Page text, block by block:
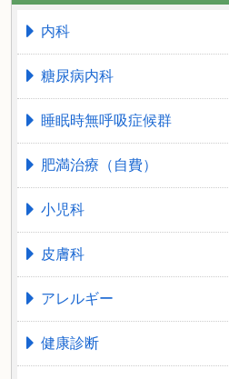
内科
糖尿病内科
睡眠時無呼吸症候群
肥満治療（自費）
小児科
皮膚科
アレルギー
健康診断